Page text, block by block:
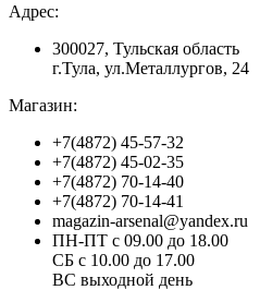
Адрес:
300027, Тульская область
г.Тула, ул.Металлургов, 24
Магазин:
+7(4872) 45-57-32
+7(4872) 45-02-35
+7(4872) 70-14-40
+7(4872) 70-14-41
magazin-arsenal@yandex.ru
ПН-ПТ с 09.00 до 18.00
СБ с 10.00 до 17.00
ВС выходной день